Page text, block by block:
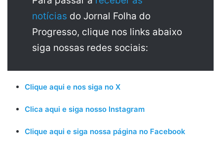
notícias do Jornal Folha do
Progresso, clique nos links abaixo
siga nossas redes sociais:
Clique aqui e nos siga no X
Clica aqui e siga nosso Instagram
Clique aqui e siga nossa página no Facebook